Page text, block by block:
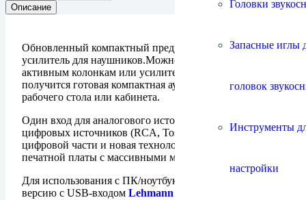
Головки
Запасные иглы
головок
Инструменты
настройки
Описание
Обновленный компактный предусилитель /ЦАП /
усилитель для наушников.Можно подключить к
активным колонкам или усилителю мощности —
получится готовая компактная аудиосистема для
рабочего стола или кабинета.
Один вход для аналогового источника и два входа для
цифровых источников (RCA, Toslink). Новый чипсет
цифровой части и новая технология производства
печатной платы с массивными медными дорожками.
Для использования с ПК/ноутбуком рекомендуем
версию с USB-входом Lehmann Linear USB II